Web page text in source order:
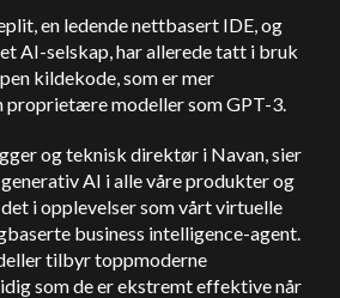
en ledende nettbasert IDE, og
AI-selskap, har allerede tatt i bruk
kildekode, som er mer
proprietære modeller som GPT-3.
og teknisk direktør i Navan, sier
AI i alle våre produkter og
i opplevelser som vårt virtuelle
business intelligence-agent.
tilbyr toppmoderne
som de er ekstremt effektive når